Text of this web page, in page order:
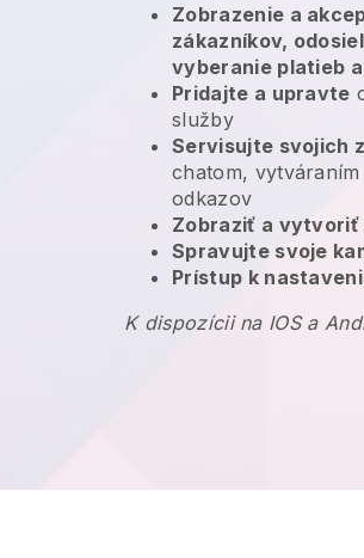
Zobrazenie a
zákazníkov,
vyberanie platieb
Pridajte a upravte
služby
Servisujte svojich
chatom,
odkazov
Zobraziť a vytvoriť
Spravujte svoje
Prístup k
K dispozícii na IOS a